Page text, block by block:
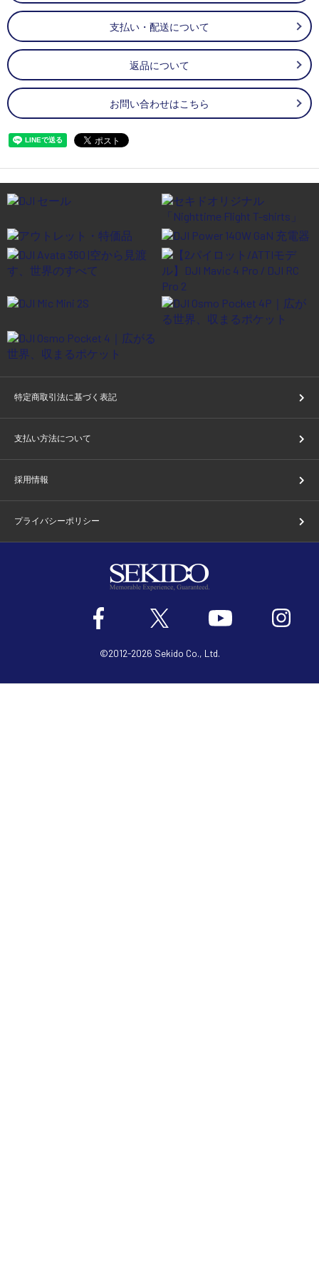
支払い・配送について
返品について
お問い合わせはこちら
特定商取引法に基づく表記
支払い方法について
採用情報
プライバシーポリシー
©2012-2026 Sekido Co., Ltd.